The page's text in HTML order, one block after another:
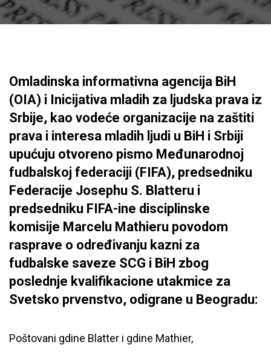
Omladinska informativna agencija BiH
(OIA) i Inicijativa mladih za ljudska prava iz
Srbije, kao vodeće organizacije na zaštiti
prava i interesa mladih ljudi u BiH i Srbiji
upućuju otvoreno pismo Međunarodnoj
fudbalskoj federaciji (FIFA), predsedniku
Federacije Josephu S. Blatteru i
predsedniku FIFA-ine disciplinske
komisije Marcelu Mathieru povodom
rasprave o određivanju kazni za
fudbalske saveze SCG i BiH zbog
poslednje kvalifikacione utakmice za
Svetsko prvenstvo, odigrane u Beogradu:
Poštovani gdine Blatter i gdine Mathier,